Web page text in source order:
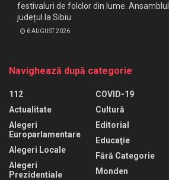
festivaluri de folclor din lume.
județul la Sibiu
6 AUGUST 2026
Navighează după categorie
112
Actualitate
Alegeri
Europarlamentare
Alegeri Locale
Alegeri
Prezidentiale
COVID-19
Cultură
Editorial
Educaţie
Fără Categorie
Monden